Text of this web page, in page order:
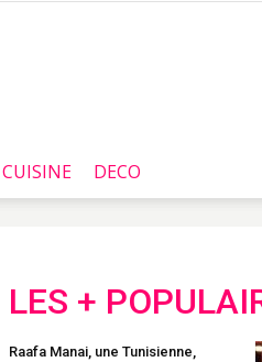
CUISINE DECO
LES +
Raafa Manai, une Tunisienne,